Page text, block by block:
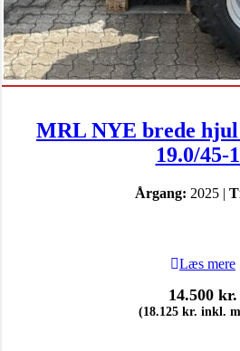
MRL NYE brede
19.0/45-
Årgang: 2025 |
Læs mere
14.500 kr.
(18.125 kr. inkl.